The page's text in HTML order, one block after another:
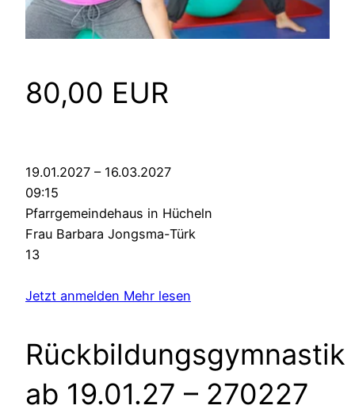
80,00 EUR
19.01.2027 – 16.03.2027
09:15
Pfarrgemeindehaus in Hücheln
Frau Barbara Jongsma-Türk
13
Jetzt anmelden Mehr lesen
Rückbildungsgymnastik
ab 19.01.27 – 270227